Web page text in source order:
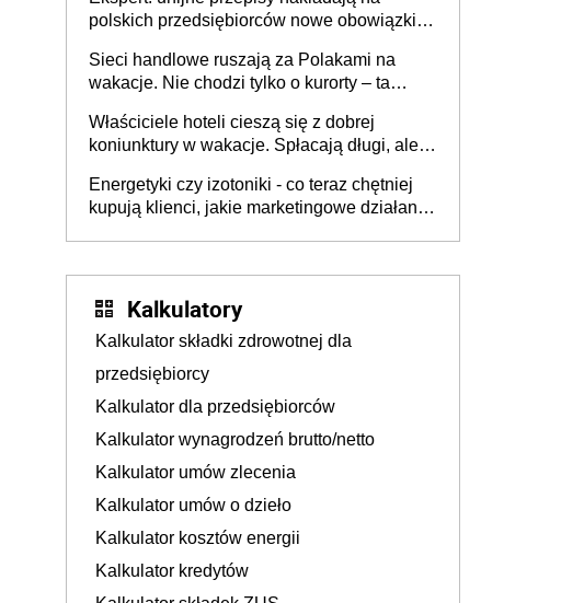
polskich przedsiębiorców nowe obowiązki w
Sieci handlowe ruszają za Polakami na
wakacje. Nie chodzi tylko o kurorty – ta
tam, gdzie wielu spędzi urlop po cichu
Właściciele hoteli cieszą się z dobrej
koniunktury w wakacje. Spłacają długi, ale
Energetyki czy izotoniki - co teraz chętniej
kupują klienci, jakie marketingowe działania
Kalkulatory
Kalkulator składki zdrowotnej dla
przedsiębiorcy
Kalkulator dla przedsiębiorców
Kalkulator wynagrodzeń brutto/netto
Kalkulator umów zlecenia
Kalkulator umów o dzieło
Kalkulator kosztów energii
Kalkulator kredytów